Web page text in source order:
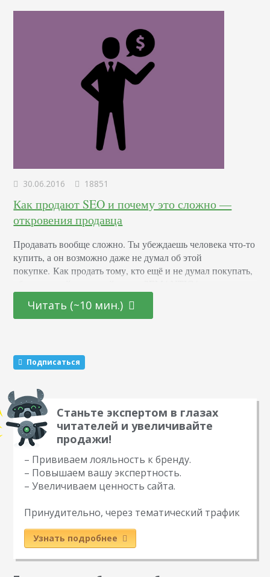
сейчас, было создание автоматического классификатора
30.06.2016 18851
Как продают SEO и почему это сложно —
откровения продавца
Продавать вообще сложно. Ты убеждаешь человека что-то
купить, а он возможно даже не думал об этой
покупке. Как продать тому, кто ещё и не думал покупать,
тематическом трафике!:) Шутка, но книгу вы можете все
равно прочесть, она даёт полезный инструментарий для
Читать (~10 мин.)
Подписаться
Станьте экспертом в глазах
читателей и увеличивайте
продажи!
– Прививаем лояльность к бренду.
– Повышаем вашу экспертность.
– Увеличиваем ценность сайта.
Принудительно, через тематический трафик
Узнать подробнее